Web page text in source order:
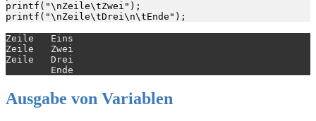
printf("\nZeile\tZwei");
Zeile   Eins
Zeile   Zwei
Zeile   Drei
Ausgabe von Variablen